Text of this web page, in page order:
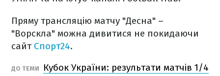
Пряму трансляцію матчу "Десна" –
"Ворскла" можна дивитися не покидаючи
сайт Спорт24.
ДО ТЕМИ
Кубок України: результати матчів 1/4